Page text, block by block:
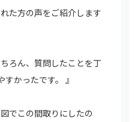
た方の声をご紹介します
ろん、質問したことを丁
かったです。 』
でこの間取りにしたの